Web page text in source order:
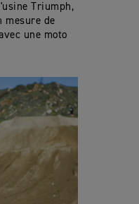
Triumph,
mesure de
une moto